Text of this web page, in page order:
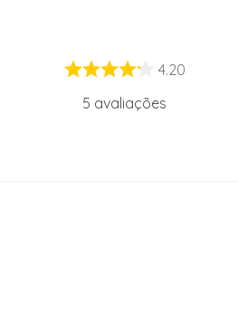
4.20
5 avaliações